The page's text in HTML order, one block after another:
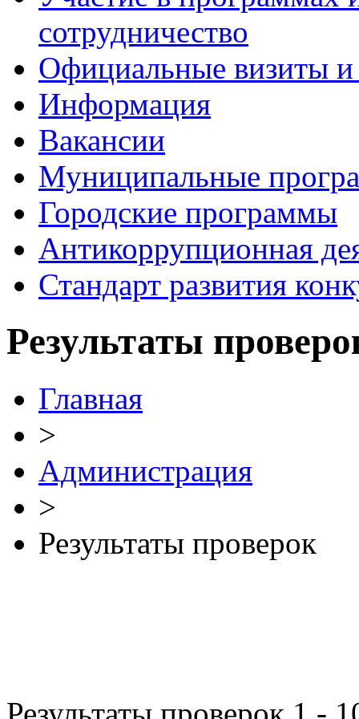
сотрудничество
Официальные визиты и
Информация
Вакансии
Муниципальные
Городские программы
Антикоррупционная
Стандарт развития
Результаты
Главная
>
Администрация
>
Результаты проверок